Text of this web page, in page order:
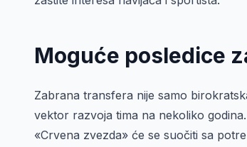
Moguće posledice
Zabrana transfera nije samo
vektor razvoja tima na nekoliko
«Crvena zvezda» će se suočiti sa